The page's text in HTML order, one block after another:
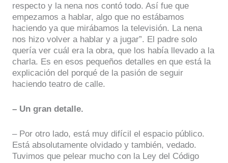
respecto y la nena nos contó todo. Así fue que
empezamos a hablar, algo que no estábamos
haciendo ya que mirábamos la televisión. La nena
nos hizo volver a hablar y a jugar”. El padre solo
quería ver cuál era la obra, que los había llevado a la
charla. Es en esos pequeños detalles en que está la
explicación del porqué de la pasión de seguir
haciendo teatro de calle.
– Un gran detalle.
– Por otro lado, está muy difícil el espacio público.
Está absolutamente olvidado y también, vedado.
Tuvimos que pelear mucho con la Ley del Código